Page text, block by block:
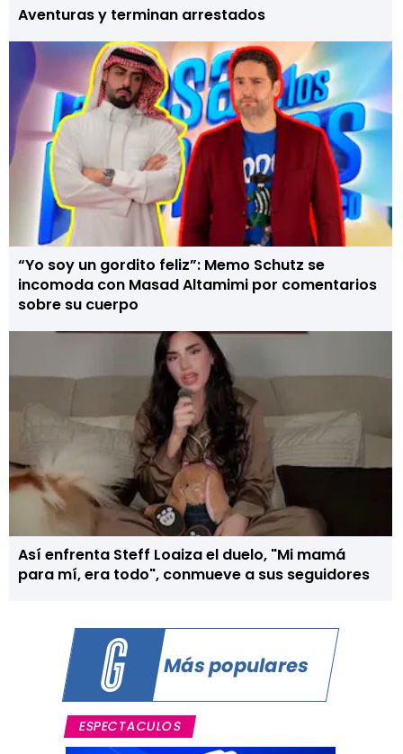
Aventuras y terminan arrestados
“Yo soy un gordito feliz”: Memo Schutz se
incomoda con Masad Altamimi por comentarios
sobre su cuerpo
Así enfrenta Steff Loaiza el duelo, "Mi mamá
para mí, era todo", conmueve a sus seguidores
Más populares
ESPECTACULOS